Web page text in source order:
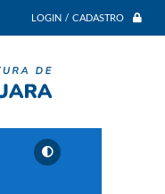
LOGIN / CADASTRO